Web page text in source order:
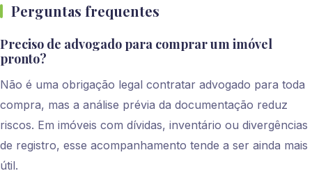
Perguntas frequentes
Preciso de advogado para comprar um imóvel
pronto?
Não é uma obrigação legal contratar advogado para toda
compra, mas a análise prévia da documentação reduz
riscos. Em imóveis com dívidas, inventário ou divergências
de registro, esse acompanhamento tende a ser ainda mais
útil.